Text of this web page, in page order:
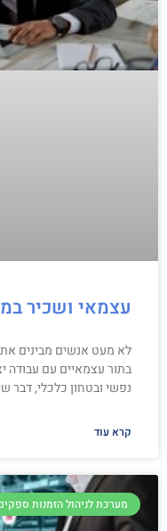
עצמאי ושכיר
לא מעט אנשים מבינים
בתור עצמאיים עם עבודה
נפשי ובטחון כלכלי, דבר
קרא עוד
מערכת לניהול הזמנות